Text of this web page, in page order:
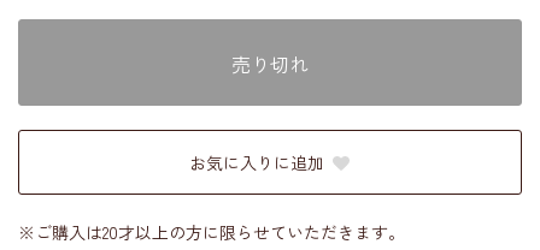
売り切れ
お気に入りに追加
※ご購入は20才以上の方に限らせていただきます。